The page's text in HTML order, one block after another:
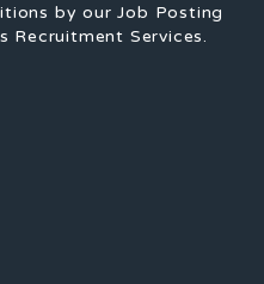
by our Job Posting
Recruitment Services.